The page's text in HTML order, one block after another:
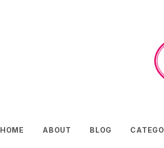
HOME ABOUT BLOG